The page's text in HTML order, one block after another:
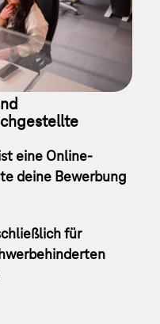
eine Online-
deine Bewerbung
für